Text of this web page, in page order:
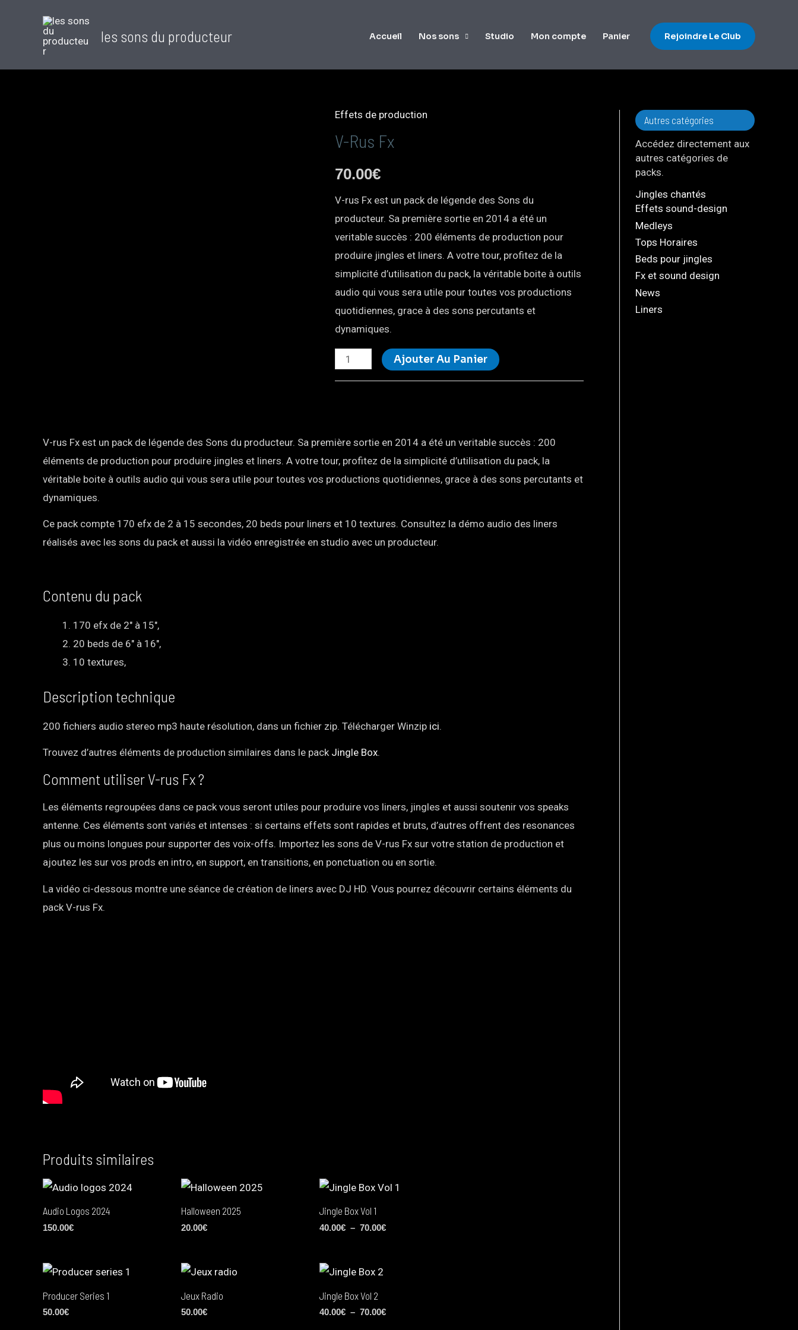
les sons du producteur Accueil Nos sons Studio Mon compte Panier Rejoindre Le Club
Effets de production
V-Rus Fx
70.00€
V-rus Fx est un pack de légende des Sons du
producteur. Sa première sortie en 2014 a été un
veritable succès : 200 éléments de production pour
produire jingles et liners. A votre tour, profitez de la
simplicité d’utilisation du pack, la véritable boite à outils
audio qui vous sera utile pour toutes vos productions
quotidiennes, grace à des sons percutants et
dynamiques.
Ajouter Au Panier
V-rus Fx est un pack de légende des Sons du producteur. Sa première sortie en 2014 a été un veritable succès : 200
éléments de production pour produire jingles et liners. A votre tour, profitez de la simplicité d’utilisation du pack, la
véritable boite à outils audio qui vous sera utile pour toutes vos productions quotidiennes, grace à des sons percutants et
dynamiques.
Ce pack compte 170 efx de 2 à 15 secondes, 20 beds pour liners et 10 textures. Consultez la démo audio des liners
réalisés avec les sons du pack et aussi la vidéo enregistrée en studio avec un producteur.
Contenu du pack
170 efx de 2″ à 15″,
20 beds de 6″ à 16″,
10 textures,
Description technique
200 fichiers audio stereo mp3 haute résolution, dans un fichier zip. Télécharger Winzip ici.
Trouvez d’autres éléments de production similaires dans le pack Jingle Box.
Comment utiliser V-rus Fx ?
Les éléments regroupées dans ce pack vous seront utiles pour produire vos liners, jingles et aussi soutenir vos speaks
antenne. Ces éléments sont variés et intenses : si certains effets sont rapides et bruts, d’autres offrent des resonances
plus ou moins longues pour supporter des voix-offs. Importez les sons de V-rus Fx sur votre station de production et
ajoutez les sur vos prods en intro, en support, en transitions, en ponctuation ou en sortie.
La vidéo ci-dessous montre une séance de création de liners avec DJ HD. Vous pourrez découvrir certains éléments du
pack V-rus Fx.
Produits similaires
Audio Logos 2024
150.00€
Halloween 2025
20.00€
Jingle Box Vol 1
40.00€ – 70.00€
Producer Series 1
50.00€
Jeux Radio
50.00€
Jingle Box Vol 2
40.00€ – 70.00€
Autres catégories
Accédez directement aux
autres catégories de
packs.
Jingles chantés
Effets sound-design
Medleys
Tops Horaires
Beds pour jingles
Fx et sound design
News
Liners